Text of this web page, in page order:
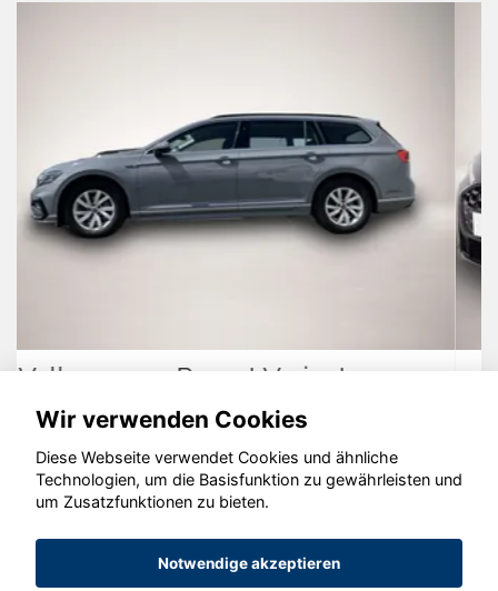
Audi A5
© konjunkturmotor.de GmbH 2020 - 2026
Wir verwenden Cookies
Diese Webseite verwendet Cookies und ähnliche
Technologien, um die Basisfunktion zu gewährleisten und
um Zusatzfunktionen zu bieten.
Notwendige akzeptieren